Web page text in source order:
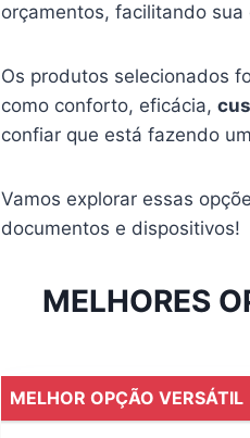
orçamentos, facilitando
Os produtos selecionados
como conforto, eficácia,
confiar que está fazendo
Vamos explorar essas
documentos e dispositivos!
MELHORES
MELHOR OPÇÃO VERSÁTIL